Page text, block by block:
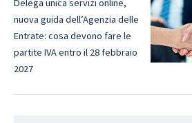
Delega unica servizi online,
nuova guida dell’Agenzia delle
Entrate: cosa devono fare le
partite IVA entro il 28 febbraio
2027